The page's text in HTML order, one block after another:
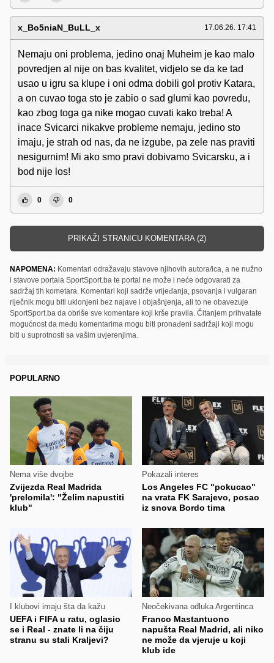
x_Bo5niaN_BuLL_x 17.06.26. 17:41
Nemaju oni problema, jedino onaj Muheim je kao malo
povredjen al nije on bas kvalitet, vidjelo se da ke tad
usao u igru sa klupe i oni odma dobili gol protiv Katara,
a on cuvao toga sto je zabio o sad glumi kao povredu,
kao zbog toga ga nike mogao cuvati kako treba! A
inace Svicarci nikakve probleme nemaju, jedino sto
imaju, je strah od nas, da ne izgube, pa zele nas praviti
nesigurnim! Mi ako smo pravi dobivamo Svicarsku, a i
bod nije los!
0 0
PRIKAŽI STRANICU KOMENTARA (2)
NAPOMENA: Komentari odražavaju stavove njihovih autora/ica, a ne nužno
i stavove portala SportSport.ba te portal ne može i neće odgovarati za
sadržaj tih kometara. Komentari koji sadrže vrijeđanja, psovanja i vulgaran
riječnik mogu biti uklonjeni bez najave i objašnjenja, ali to ne obavezuje
SportSport.ba da obriše sve komentare koji krše pravila. Čitanjem prihvatate
mogućnost da među komentarima mogu biti pronađeni sadržaji koji mogu
biti u suprotnosti sa vašim uvjerenjima.
POPULARNO
Nema više dvojbe
Zvijezda Real Madrida
'prelomila': "Želim napustiti
klub"
Pokazali interes
Los Angeles FC "pokucao"
na vrata FK Sarajevo, posao
iz snova Bordo tima
I klubovi imaju šta da kažu
UEFA i FIFA u ratu, oglasio
se i Real - znate li na čiju
stranu su stali Kraljevi?
Neočekivana odluka Argentinca
Franco Mastantuono
napušta Real Madrid, ali niko
ne može da vjeruje u koji
klub ide